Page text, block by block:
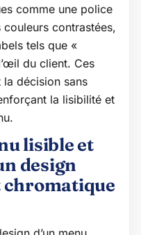
comme une police
contrastées,
tels que «
du client. Ces
décision sans
la lisibilité et
lisible et
design